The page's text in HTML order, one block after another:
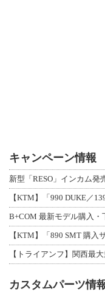
キャンペーン情報
【KTM】「990 DUKE／
【KTM】「890 SMT 購
カスタムパーツ情